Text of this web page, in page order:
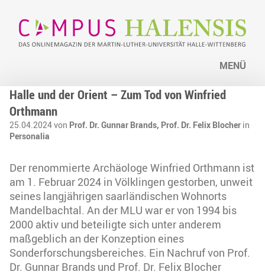
MENÜ
Halle und der Orient – Zum Tod von Winfried
Orthmann
25.04.2024 von Prof. Dr. Gunnar Brands, Prof. Dr. Felix Blocher in
Personalia
Der renommierte Archäologe Winfried Orthmann ist
am 1. Februar 2024 in Völklingen gestorben, unweit
seines langjährigen saarländischen Wohnorts
Mandelbachtal. An der MLU war er von 1994 bis
2000 aktiv und beteiligte sich unter anderem
maßgeblich an der Konzeption eines
Sonderforschungsbereiches. Ein Nachruf von Prof.
Dr. Gunnar Brands und Prof. Dr. Felix Blocher